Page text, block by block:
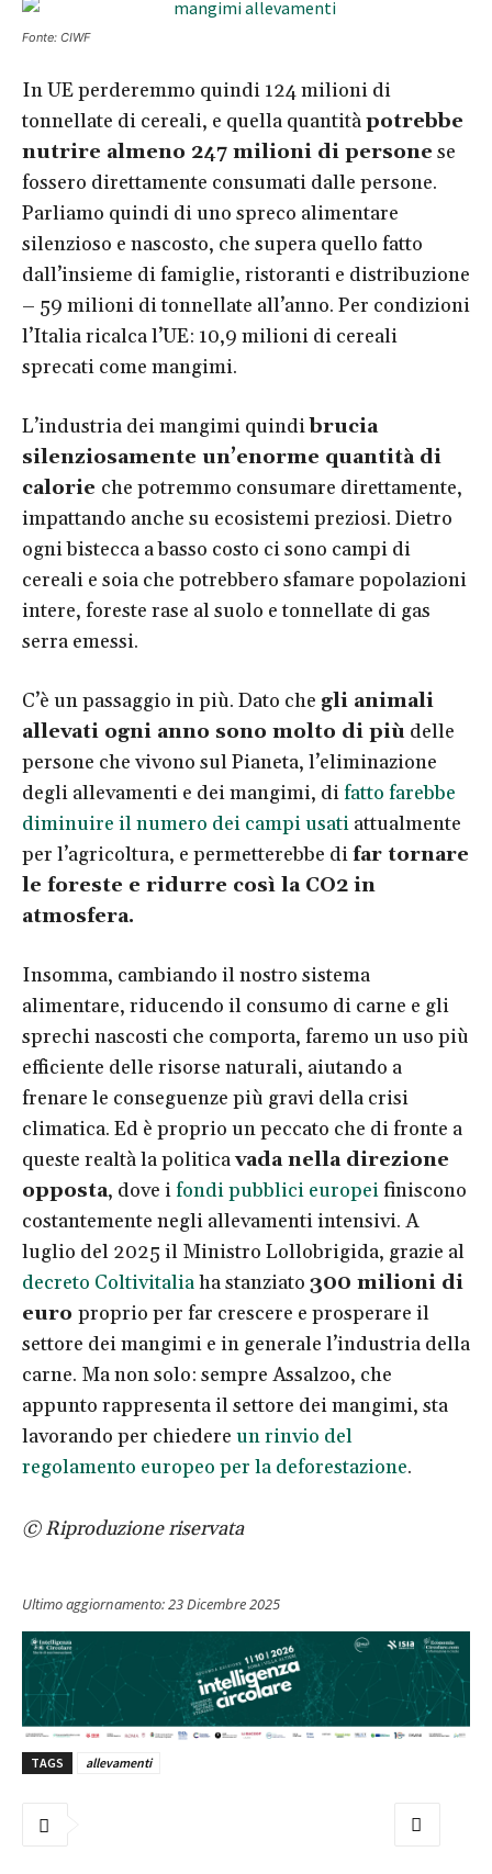
Fonte: CIWF
In UE perderemmo quindi 124 milioni di
tonnellate di cereali, e quella quantitàpotrebbe
nutrire almeno 247 milioni di persone se
fossero direttamente consumati dalle persone.
Parliamo quindi di uno spreco alimentare
silenzioso e nascosto, che supera quello fatto
dall’insieme di famiglie, ristoranti e distribuzione
– 59 milioni di tonnellate all’anno. Per condizioni
l’Italia ricalca l’UE: 10,9 milioni di cereali
sprecati come mangimi.
L’industria dei mangimi quindibrucia
silenziosamente un’enorme quantità di
calorie che potremmo consumare direttamente,
impattando anche su ecosistemi preziosi. Dietro
ogni bistecca a basso costo ci sono campi di
cereali e soia che potrebbero sfamare popolazioni
intere, foreste rase al suolo e tonnellate di gas
serra emessi.
C’è un passaggio in più. Dato che gli animali
allevati ogni anno sono molto di più delle
persone che vivono sul Pianeta, l’eliminazione
degli allevamenti e dei mangimi, difatto farebbe
diminuire il numero dei campi usati attualmente
per l’agricoltura, e permetterebbe difar tornare
le foreste e ridurre così la CO2 in
atmosfera.
Insomma, cambiando il nostro sistema
alimentare, riducendo il consumo di carne e gli
sprechi nascosti che comporta, faremo un uso più
efficiente delle risorse naturali, aiutando a
frenare le conseguenze più gravi della crisi
climatica. Ed è proprio un peccato che di fronte a
queste realtà la politicavada nella direzione
opposta, dove ifondi pubblici europeifiniscono
costantemente negli allevamenti intensivi. A
luglio del 2025 il Ministro Lollobrigida, grazie al
decreto Coltivitaliaha stanziato 300 milioni di
euro proprio per far crescere e prosperare il
settore dei mangimi e in generale l’industria della
carne. Ma non solo: sempre Assalzoo, che
appunto rappresenta il settore dei mangimi, sta
lavorando per chiedere un rinvio del
regolamento europeo per la deforestazione.
© Riproduzione riservata
Ultimo aggiornamento:23 Dicembre 2025
TAGS allevamenti